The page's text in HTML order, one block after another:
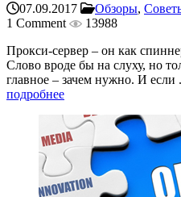
07.09.2017 Обзоры,
1 Comment
13988
Прокси-сервер – он как
Слово вроде бы на слуху, но
главное – зачем нужно. И если
подробнее